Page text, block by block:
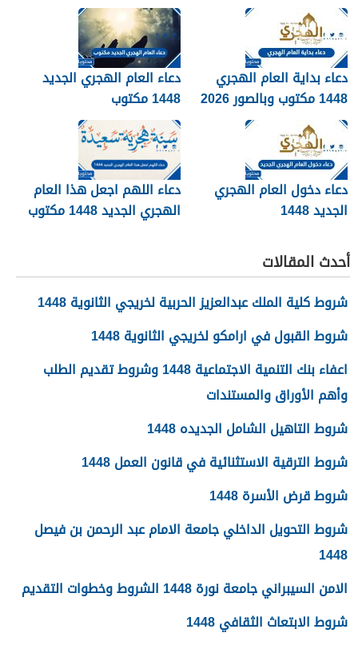
دعاء بداية العام الهجري
1448 مكتوب وبالصور 2026
دعاء العام الهجري الجديد
1448 مكتوب
دعاء دخول العام الهجري
الجديد 1448
دعاء اللهم اجعل هذا العام
الهجري الجديد 1448 مكتوب
أحدث المقالات
شروط كلية الملك عبدالعزيز الحربية لخريجي الثانوية 1448
شروط القبول في ارامكو لخريجي الثانوية 1448
اعفاء بنك التنمية الاجتماعية 1448 وشروط تقديم الطلب
وأهم الأوراق والمستندات
شروط التاهيل الشامل الجديده 1448
شروط الترقية الاستثنائية في قانون العمل 1448
شروط قرض الأسرة 1448
شروط التحويل الداخلي جامعة الامام عبد الرحمن بن فيصل
1448
الامن السيبراني جامعة نورة 1448 الشروط وخطوات التقديم
شروط الابتعاث الثقافي 1448